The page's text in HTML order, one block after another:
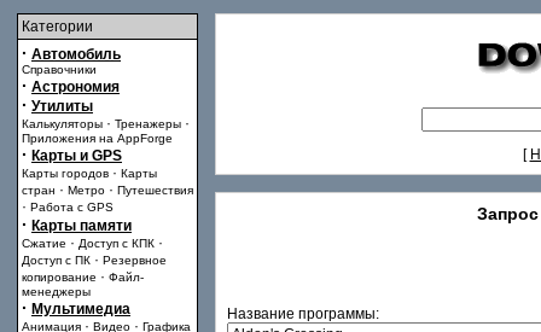
Категории
· Автомобиль
Справочники
· Астрономия
· Утилиты
Калькуляторы · Тренажеры ·
Приложения на AppForge
· Карты и GPS
Карты городов · Карты
стран · Метро · Путешествия
· Работа с GPS
· Карты памяти
Сжатие · Доступ с КПК ·
Доступ с ПК · Резервное
копирование · Файл-
менеджеры
· Мультимедиа
Анимация · Видео · Графика
[
Название программы: